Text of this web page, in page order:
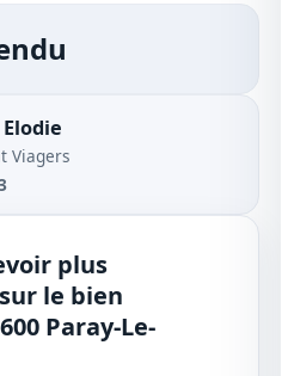
Elodie
Viagers
plus
le bien
Paray-Le-